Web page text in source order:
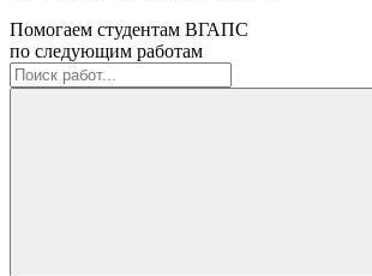
Помогаем студентам ВГАПС
по следующим работам